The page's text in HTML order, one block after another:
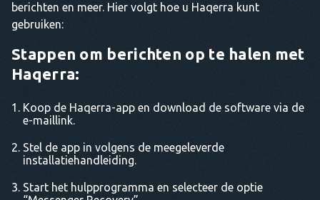
berichten en meer. Hier volgt hoe u Haqerra kunt
gebruiken:
Stappen om berichten op te halen met
Haqerra:
Koop de Haqerra-app en download de software via de
e-maillink.
Stel de app in volgens de meegeleverde
installatiehandleiding.
Start het hulpprogramma en selecteer de optie